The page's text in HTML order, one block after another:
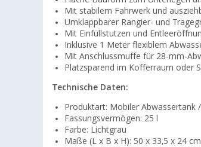
Mit stabilem Fahrwerk und
Umklappbarer Rangier- und
Mit Einfüllstutzen und
Inklusive 1 Meter flexiblem
Mit Anschlussmuffe für 28-mm-
Platzsparend im Kofferraum oder
Technische Daten:
Produktart: Mobiler Abwassertank
Fassungsvermögen: 25 l
Farbe: Lichtgrau
Maße (L x B x H): 50 x 33,5 x 24 cm